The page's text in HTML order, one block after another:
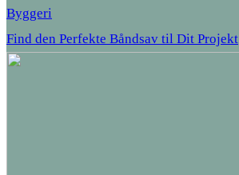
Byggeri
Find den Perfekte Båndsav til Dit Projekt